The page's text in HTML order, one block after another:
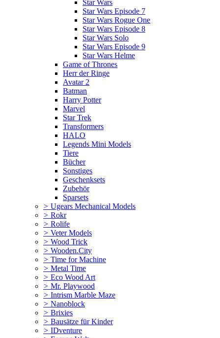
Star Wars
Star Wars Episode 7
Star Wars Rogue One
Star Wars Episode 8
Star Wars Solo
Star Wars Episode 9
Star Wars Helme
Game of Thrones
Herr der Ringe
Avatar 2
Batman
Harry Potter
Marvel
Star Trek
Transformers
HALO
Legends Mini Models
Tiere
Bücher
Sonstiges
Geschenksets
Zubehör
Sparsets
> Ugears Mechanical Models
> Rokr
> Rolife
> Veter Models
> Wood Trick
> Wooden.City
> Time for Machine
> Metal Time
> Eco Wood Art
> Mr. Playwood
> Intrism Marble Maze
> Nanoblock
> Brixies
> Bausätze für Kinder
> IDventure